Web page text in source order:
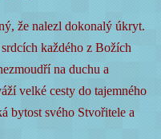
že nalezl dokonalý úkryt.
každého z Božích
na duchu a
velké cesty do tajemného
bytost svého Stvořitele a